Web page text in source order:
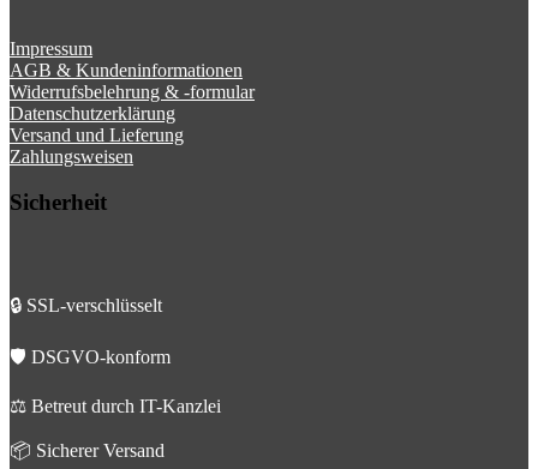
Impressum
AGB & Kundeninformationen
Widerrufsbelehrung & -formular
Datenschutzerklärung
Versand und Lieferung
Zahlungsweisen
Sicherheit
🔒 SSL-verschlüsselt
🛡️ DSGVO-konform
⚖️ Betreut durch IT-Kanzlei
📦 Sicherer Versand